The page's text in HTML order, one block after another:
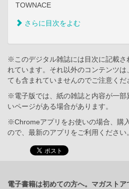
TOWNACE
さらに目次をよむ
※このデジタル雑誌には目次に記載さ
れています。それ以外のコンテンツ
ても含まれていませんのでご注意くだ
※電子版では、紙の雑誌と内容が一部
いページがある場合があります。
※Chromeアプリをお使いの場合、購
ので、最新のアプリをご利用ください。
電子書籍は初めての方へ。マガスト